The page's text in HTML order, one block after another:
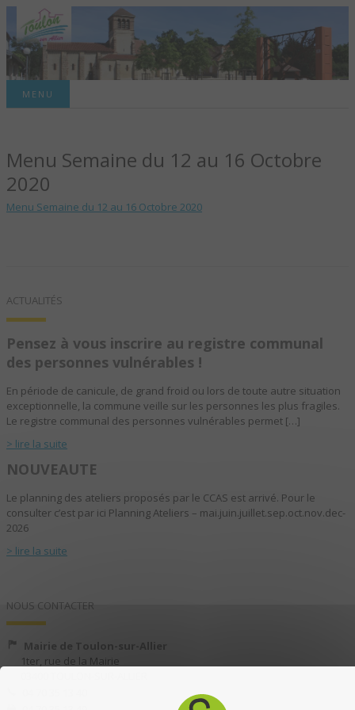
TOULON-SUR-
ALLIER – SITE
OFFICIEL DE LA
MENU
Menu Semaine du 12 au 16 Octobre
2020
Menu Semaine du 12 au 16 Octobre 2020
ACTUALITÉS
Pensez à vous inscrire au registre communal
des personnes vulnérables !
En période de canicule, de grand froid ou lors de toute autre situation
exceptionnelle, la commune veille sur les personnes les plus fragiles.
Le registre communal des personnes vulnérables permet […]
> lire la suite
NOUVEAUTE
Le planning des ateliers proposés par le CCAS est arrivé. Pour le
consulter c’est par ici Planning Ateliers – mai.juin.juillet.sep.oct.nov.dec-
2026
> lire la suite
NOUS CONTACTER
Mairie de Toulon-sur-Allier
1ter, rue de la Mairie